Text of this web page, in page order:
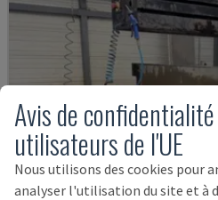
Avis de
utilisateurs de l'UE
Nous utilisons des cookies pour
analyser l'utilisation du site et à